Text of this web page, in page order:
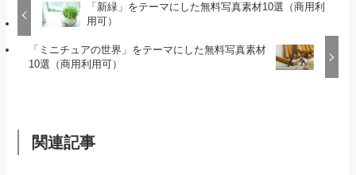
「新緑」をテーマにした無料写真素材10選（商用利
用可）
「ミニチュアの世界」をテーマにした無料写真素材
10選（商用利用可）
関連記事